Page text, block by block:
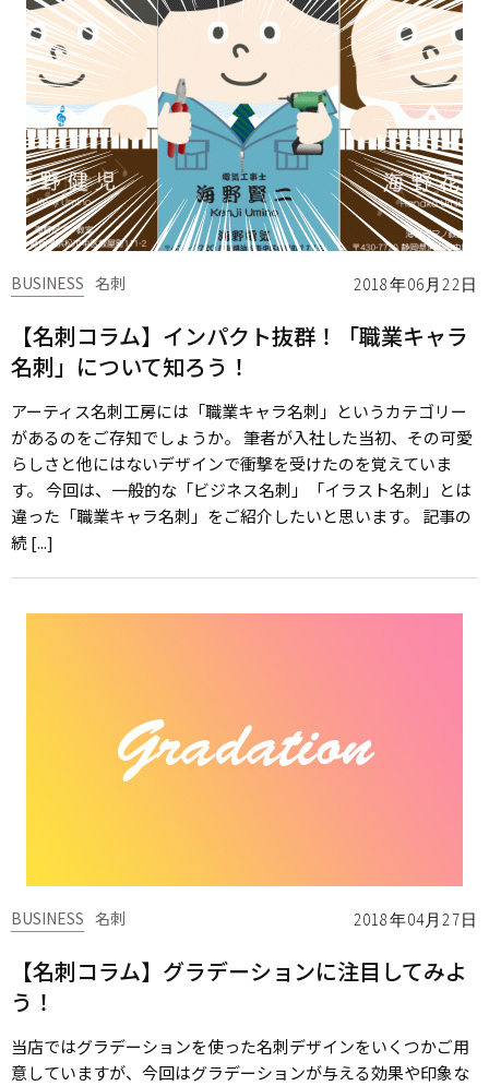
2018年06月22日
BUSINESS 名刺
【名刺コラム】インパクト抜群！「職業キャラ
名刺」について知ろう！
アーティス名刺工房には「職業キャラ名刺」というカテゴリー
があるのをご存知でしょうか。 筆者が入社した当初、その可愛
らしさと他にはないデザインで衝撃を受けたのを覚えていま
す。 今回は、一般的な「ビジネス名刺」「イラスト名刺」とは
違った「職業キャラ名刺」をご紹介したいと思います。 記事の
続 [...]
2018年04月27日
BUSINESS 名刺
【名刺コラム】グラデーションに注目してみよ
う！
当店ではグラデーションを使った名刺デザインをいくつかご用
意していますが、今回はグラデーションが与える効果や印象な